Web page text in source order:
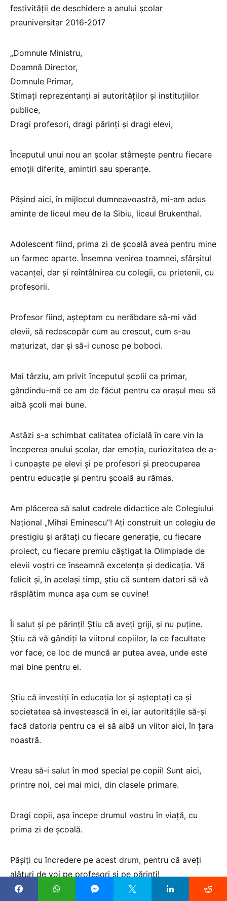
festivității de deschidere a anului școlar
preuniversitar 2016-2017
„Domnule Ministru,
Doamnă Director,
Domnule Primar,
Stimați reprezentanți ai autorităților și instituțiilor
publice,
Dragi profesori, dragi părinți și dragi elevi,
Începutul unui nou an școlar stârnește pentru fiecare
emoții diferite, amintiri sau speranțe.
Pășind aici, în mijlocul dumneavoastră, mi-am adus
aminte de liceul meu de la Sibiu, liceul Brukenthal.
Adolescent fiind, prima zi de școală avea pentru mine
un farmec aparte. Însemna venirea toamnei, sfârșitul
vacanței, dar și reîntâlnirea cu colegii, cu prietenii, cu
profesorii.
Profesor fiind, așteptam cu nerăbdare să-mi văd
elevii, să redescopăr cum au crescut, cum s-au
maturizat, dar și să-i cunosc pe boboci.
Mai târziu, am privit începutul școlii ca primar,
gândindu-mă ce am de făcut pentru ca orașul meu să
aibă școli mai bune.
Astăzi s-a schimbat calitatea oficială în care vin la
începerea anului școlar, dar emoția, curiozitatea de a-
i cunoaște pe elevi și pe profesori şi preocuparea
pentru educație și pentru școală au rămas.
Am plăcerea să salut cadrele didactice ale Colegiului
Național „Mihai Eminescu”! Ați construit un colegiu de
prestigiu și arătați cu fiecare generație, cu fiecare
proiect, cu fiecare premiu câștigat la Olimpiade de
elevii voștri ce înseamnă excelența și dedicația. Vă
felicit și, în același timp, știu că suntem datori să vă
răsplătim munca aşa cum se cuvine!
Îi salut și pe părinți! Știu că aveți griji, și nu puține.
Știu că vă gândiți la viitorul copiilor, la ce facultate
vor face, ce loc de muncă ar putea avea, unde este
mai bine pentru ei.
Știu că investiți în educația lor și așteptați ca și
societatea să investească în ei, iar autoritățile să-și
facă datoria pentru ca ei să aibă un viitor aici, în țara
noastră.
Vreau să-i salut în mod special pe copii! Sunt aici,
printre noi, cei mai mici, din clasele primare.
Dragi copii, așa începe drumul vostru în viață, cu
prima zi de școală.
Pășiți cu încredere pe acest drum, pentru că aveți
alături de voi pe profesori şi pe părinţi!